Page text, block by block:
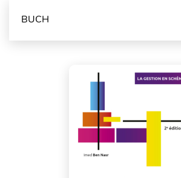
BUCH